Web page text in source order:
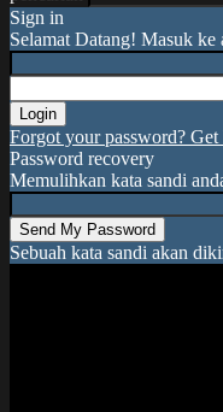
Sign in
Selamat Datang! Masuk ke
Forgot your password? Get
Password recovery
Memulihkan kata sandi
Sebuah kata sandi akan